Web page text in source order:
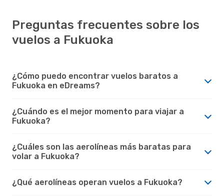
Preguntas frecuentes sobre los
vuelos a Fukuoka
¿Cómo puedo encontrar vuelos baratos a
Fukuoka en eDreams?
¿Cuándo es el mejor momento para viajar a
Fukuoka?
¿Cuáles son las aerolíneas más baratas para
volar a Fukuoka?
¿Qué aerolíneas operan vuelos a Fukuoka?